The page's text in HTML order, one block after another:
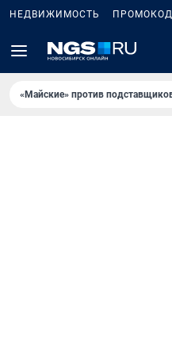
НЕДВИЖИМОСТЬ
«Майские» против